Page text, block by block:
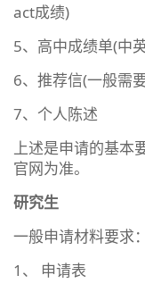
act成绩)
5、高中成绩单(中
6、推荐信(一般需
7、个人陈述
上述是申请的基本
官网为准。
研究生
一般申请材料要求：
1、 申请表